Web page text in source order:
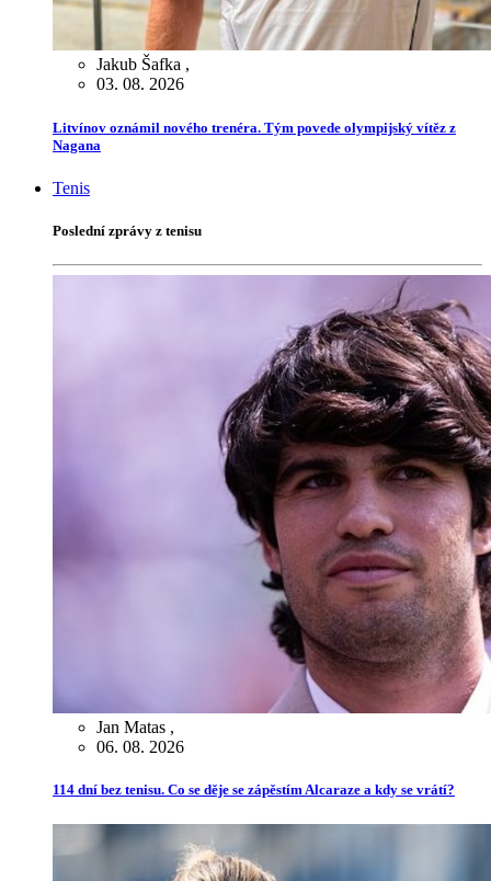
Jakub Šafka ,
03. 08. 2026
Litvínov oznámil nového trenéra. Tým povede olympijský vítěz z
Nagana
Tenis
Poslední zprávy z tenisu
Jan Matas ,
06. 08. 2026
114 dní bez tenisu. Co se děje se zápěstím Alcaraze a kdy se vrátí?